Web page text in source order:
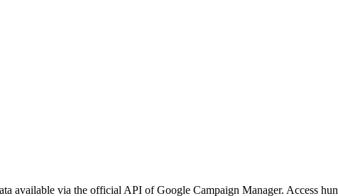
available via the official API of Google Campaign Manager. Access